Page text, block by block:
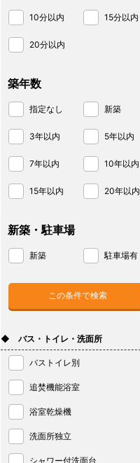
10分以内 15分以内
20分以内
築年数
指定なし 新築
3年以内 5年以内
7年以内 10年以内
15年以内 20年以内
新築・駐車場
新築 駐車場有
◆ バス・トイレ・洗面所
バストイレ別
追焚機能浴室
浴室乾燥機
洗面所独立
シャワー付洗面台